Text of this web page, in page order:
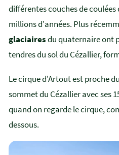
différentes couches de
millions d'années. Plus
glaciairesdu quaternaire ont
tendres du sol du Cézallier,
Le cirque d'Artout est proche du
sommet du Cézallier avec ses
quand on regarde le cirque,
dessous.